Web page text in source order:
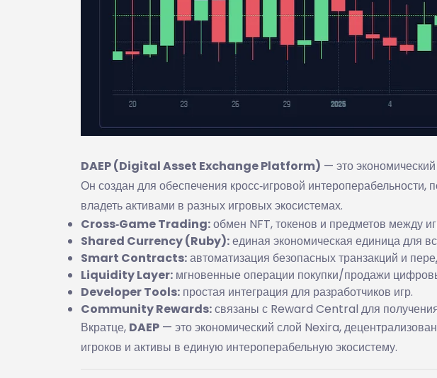
DAEP (Digital Asset Exchange Platform) — это
Он создан для обеспечения кросс‑игровой интероперабельности,
владеть активами в разных игровых экосистемах.
Cross‑Game Trading:обмен NFT, токенов и предметов между
Shared Currency (Ruby):единая экономическая единица для
Smart Contracts:автоматизация безопасных транзакций и
Liquidity Layer: мгновенные операции покупки/продажи
Developer Tools: простая интеграция для разработчиков игр.
Community Rewards:связаны с Reward Central для
Вкратце, DAEP — это экономический слой Nexira,
игроков и активы в единую интероперабельную экосистему.